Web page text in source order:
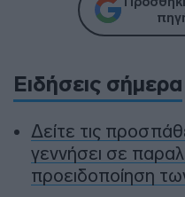
Ειδήσεις σήμερα
Δείτε τις
γεννήσει σε
προειδοποίηση